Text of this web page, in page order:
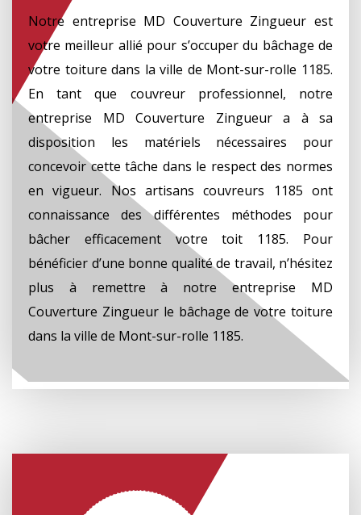
Notre entreprise MD Couverture Zingueur est
votre meilleur allié pour s’occuper du bâchage de
votre toiture dans la ville de Mont-sur-rolle 1185.
En tant que couvreur professionnel, notre
entreprise MD Couverture Zingueur a à sa
disposition les matériels nécessaires pour
concevoir cette tâche dans le respect des normes
en vigueur. Nos artisans couvreurs 1185 ont
connaissance des différentes méthodes pour
bâcher efficacement votre toit 1185. Pour
bénéficier d’une bonne qualité de travail, n’hésitez
plus à remettre à notre entreprise MD
Couverture Zingueur le bâchage de votre toiture
dans la ville de Mont-sur-rolle 1185.